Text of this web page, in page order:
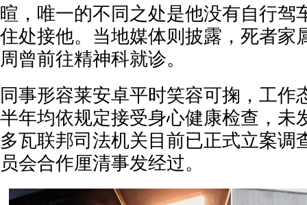
暄，唯一的不同之处是他没有自行驾
住处接他。当地媒体则披露，死者家
周曾前往精神科就诊。
同事形容莱安卓平时笑容可掬，工作
半年均依规定接受身心健康检查，未
多瓦联邦司法机关目前已正式立案调
员会合作厘清事发经过。